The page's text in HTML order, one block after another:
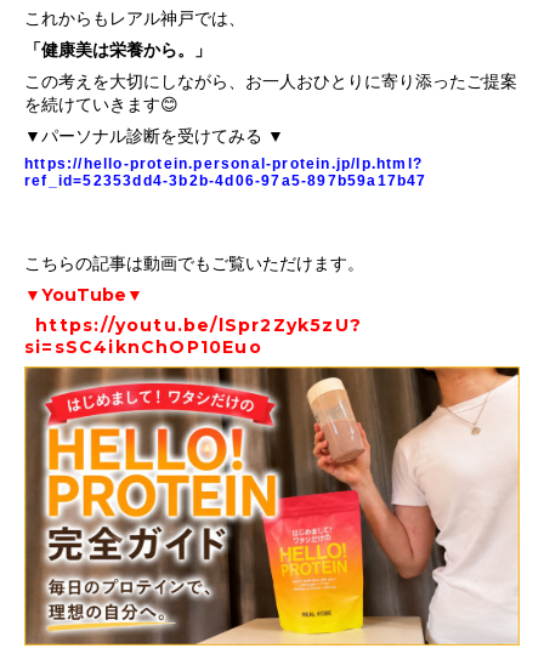
これからもレアル神戸では、
「健康美は栄養から。」
この考えを大切にしながら、お一人おひとりに寄り添ったご提案
を続けていきます😊
▼パーソナル診断を受けてみる ▼
https://hello-protein.personal-protein.jp/lp.html?
ref_id=52353dd4-3b2b-4d06-97a5-897b59a17b47
こちらの記事は動画でもご覧いただけます。
▼YouTube▼
https://youtu.be/lSpr2Zyk5zU?
si=sSC4iknChOP10Euo